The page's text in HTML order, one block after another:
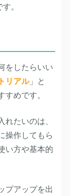
。
をしたらいい
リアル」と
めです。
たいのは、
操作してもら
い方や基本的
プアップを出